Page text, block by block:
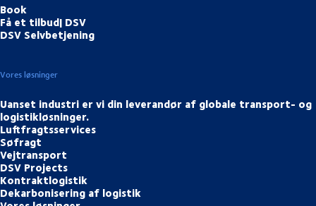
Book
Få et tilbud| DSV
DSV Selvbetjening
Vores løsninger
Uanset industri er vi din leverandør af globale transport- og
logistikløsninger.
Luftfragtsservices
Søfragt
Vejtransport
DSV Projects
Kontraktlogistik
Dekarbonisering af logistik